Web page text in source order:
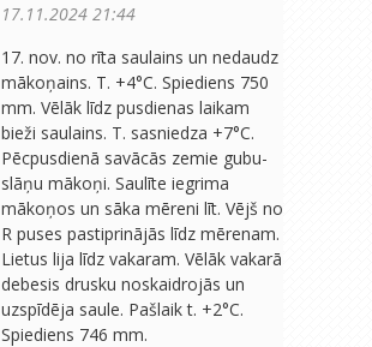
17.11.2024 21:44
17. nov. no rīta saulains un nedaudz
mākoņains. T. +4°C. Spiediens 750
mm. Vēlāk līdz pusdienas laikam
bieži saulains. T. sasniedza +7°C.
Pēcpusdienā savācās zemie gubu-
slāņu mākoņi. Saulīte iegrima
mākoņos un sāka mēreni līt. Vējš no
R puses pastiprinājās līdz mērenam.
Lietus lija līdz vakaram. Vēlāk vakarā
debesis drusku noskaidrojās un
uzspīdēja saule. Pašlaik t. +2°C.
Spiediens 746 mm.